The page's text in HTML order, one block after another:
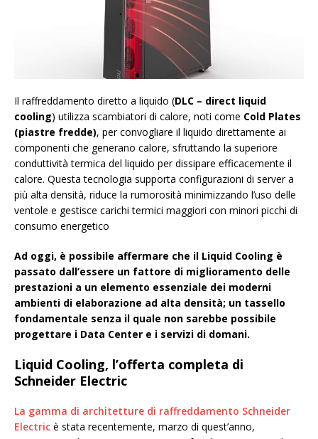
Il raffreddamento diretto a liquido (DLC – direct liquid
cooling) utilizza scambiatori di calore, noti come Cold Plates
(piastre fredde), per convogliare il liquido direttamente ai
componenti che generano calore, sfruttando la superiore
conduttività termica del liquido per dissipare efficacemente il
calore. Questa tecnologia supporta configurazioni di server a
più alta densità, riduce la rumorosità minimizzando l’uso delle
ventole e gestisce carichi termici maggiori con minori picchi di
consumo energetico
Ad oggi, è possibile affermare che il Liquid Cooling è
passato dall’essere un fattore di miglioramento delle
prestazioni a un elemento essenziale dei moderni
ambienti di elaborazione ad alta densità; un tassello
fondamentale senza il quale non sarebbe possibile
progettare i Data Center e i servizi di domani.
Liquid Cooling, l’offerta completa di
Schneider Electric
La gamma di architetture di raffreddamento Schneider
Electric è stata recentemente, marzo di quest’anno,